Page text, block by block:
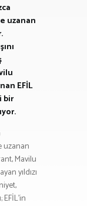
uzanan
EFİL
bir
uzanan
Mavilu
yıldızı